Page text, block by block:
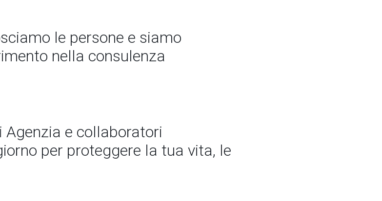
le persone e siamo
nella consulenza
e collaboratori
per proteggere la tua vita, le